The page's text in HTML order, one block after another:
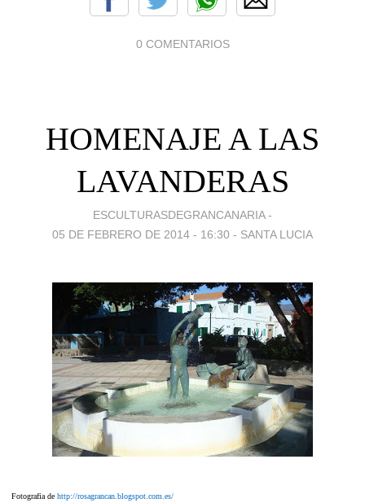
0 COMENTARIOS
HOMENAJE A LAS
LAVANDERAS
ESCULTURASDEGRANCANARIA -
05 DE FEBRERO DE 2014 - 16:30 - SANTA LUCIA
Fotografia de http://rosagrancan.blogspot.com.es/